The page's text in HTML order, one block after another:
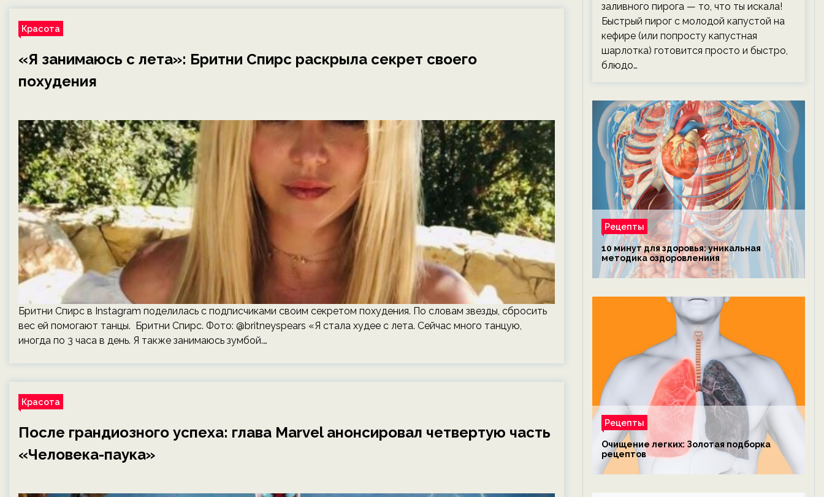
Красота
«Я занимаюсь с лета»: Бритни Спирс раскрыла секрет своего
похудения
Бритни Спирс в Instagram поделилась с подписчиками своим секретом похудения. По словам звезды, сбросить
вес ей помогают танцы. Бритни Спирс. Фото: @britneyspears «Я стала худее с лета. Сейчас много танцую,
иногда по 3 часа в день. Я также занимаюсь зумбой.…
Красота
После грандиозного успеха: глава Marvel анонсировал четвертую часть
«Человека-паука»
заливного пирога — то, что ты искала!
Быстрый пирог с молодой капустой на
кефире (или попросту капустная
шарлотка) готовится просто и быстро,
блюдо…
Рецепты
10 минут для здоровья: уникальная
методика оздоровлениия
Рецепты
Очищение легких: Золотая подборка
рецептов